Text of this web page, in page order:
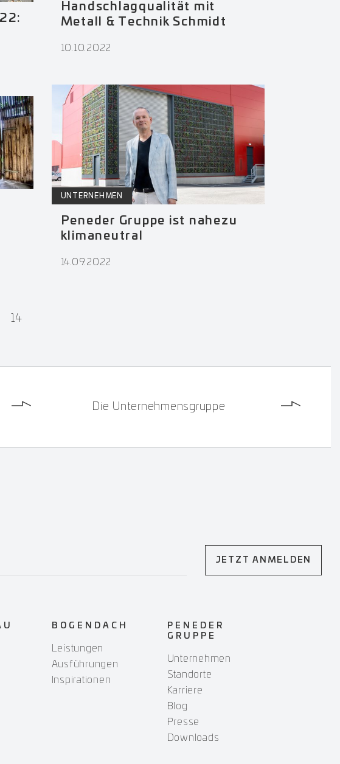
Handschlagqualität mit
Metall & Technik Schmidt
10.10.2022
UNTERNEHMEN
Peneder Gruppe ist nahezu
klimaneutral
14.09.2022
14
Die Unternehmensgruppe
JETZT ANMELDEN
BOGENDACH
Leistungen
Ausführungen
Inspirationen
PENEDER
GRUPPE
Unternehmen
Standorte
Karriere
Blog
Presse
Downloads